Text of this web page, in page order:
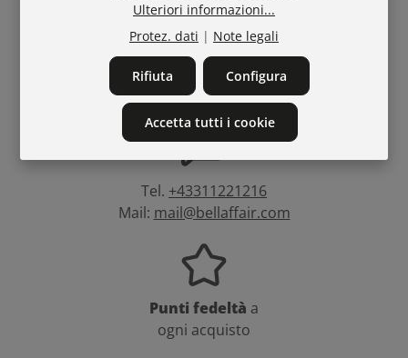
Spedizione gratuitain
Italia a partire da € 100
Tel. +43311221216
Mail: mail@bellaffair.com
Punti fedeltà a
ogni acquisto
Ulteriori informazioni...
Protez. dati | Note legali
Rifiuta Configura
Accetta tutti i cookie